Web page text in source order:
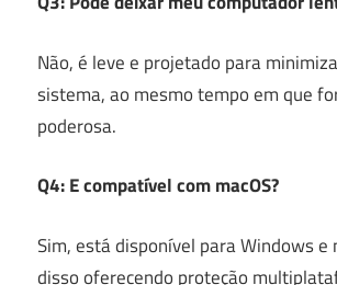
Não, é leve e projetado para
sistema, ao mesmo tempo em que
poderosa.
Q4: E compatível com macOS?
Sim, está disponível para Windows e
disso oferecendo proteção